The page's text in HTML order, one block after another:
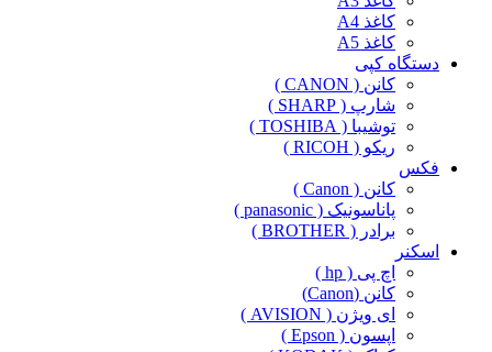
کاغذ A4
کاغذ A5
دستگاه کپی
کانن ( CANON )
شارپ ( SHARP )
توشیبا ( TOSHIBA )
ریکو ( RICOH )
فکس
کانن ( Canon )
پاناسونیک ( panasonic )
برادر ( BROTHER )
اسکنر
اچ پی ( hp )
کانن (Canon)
ای ویژن ( AVISION )
اپسون ( Epson )